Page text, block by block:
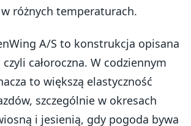
różnych temperaturach.
A/S to konstrukcja opisana
czyli całoroczna. W codziennym
to większą elastyczność
szczególnie w okresach
i jesienią, gdy pogoda bywa